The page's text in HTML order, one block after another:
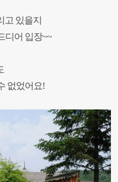
고 있을지
디어 입장~~
없었어요!